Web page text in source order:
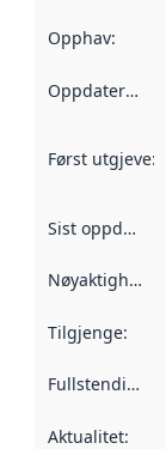
Opphav:
Oppdateringsfrekvens
Først utgjeve:
Sist oppdatert
Nøyaktigheit
Tilgjenge:
Fullstendigheit
Aktualitet: